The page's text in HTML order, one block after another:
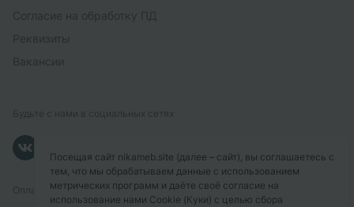
Согласие на обработку ПД
Реквизиты
Вакансии
Будьте с нами в социальных сетях
Оплачивайте с помощью
Посещая сайт nikameb.site (далее – сайт), вы соглашаетесь с
тем, что мы обрабатываем данные с использованием
метрических программ и даёте своё согласие на
использование нами Cookie (Куки) с целью сбора